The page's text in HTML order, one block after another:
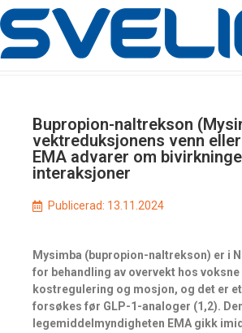
Bupropion-naltrekson
vektreduksjonens venn
EMA advarer om
interaksjoner
Publicerad: 13.11.2024
Mysimba (bupropion-naltrekson) er i
for behandling av overvekt hos
kostregulering og mosjon, og det er
forsøkes før GLP-1-analoger (1,2).
legemiddelmyndigheten EMA gikk